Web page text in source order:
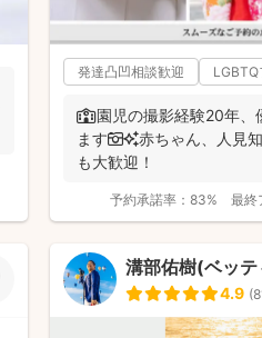
発達凸凹相談歓迎
🏫園児の撮影経験20年、
ます📷✨赤ちゃん、人見
も大歓迎！
予約承諾率： 83% 最終
溝部佑樹(ベッテ
4.9 (